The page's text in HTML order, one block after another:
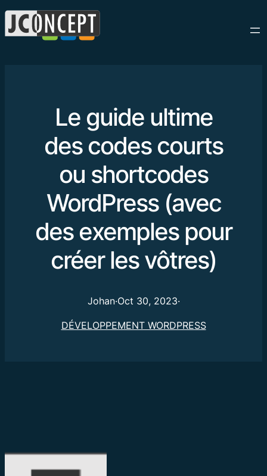
Le guide ultime
des codes courts
ou shortcodes
WordPress (avec
des exemples pour
créer les vôtres)
Johan·Oct 30, 2023·
DÉVELOPPEMENT WORDPRESS